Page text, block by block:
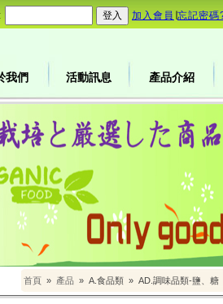
加入會員 忘記密碼
我們 活動訊息 產品介紹
首頁 » 產品 » A.食品類 » AD.調味品類-鹽、糖